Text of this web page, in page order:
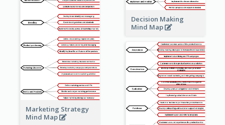
Decision Making
Mind Map
Marketing Strategy
Mind Map